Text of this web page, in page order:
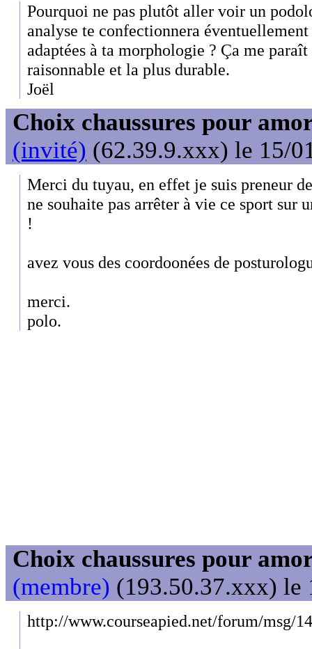
Pourquoi ne pas plutôt aller voir un
analyse te confectionnera
adaptées à ta morphologie ? Ça me
raisonnable et la plus durable.
Joël
Choix chaussures pour
(invité) (62.39.9.xxx) le 15/
Merci du tuyau, en effet je suis preneur
ne souhaite pas arrêter à vie ce sport sur
!
avez vous des coordoonées de
merci.
polo.
Choix chaussures pour
(membre) (193.50.37.xxx) le
http://www.courseapied.net/forum/msg/